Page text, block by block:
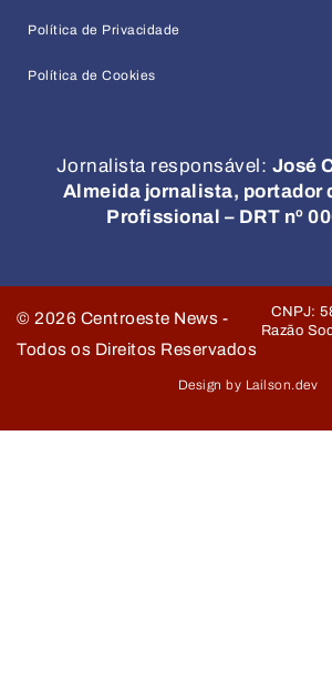
Política de Privacidade
Política de Cookies
Jornalista responsável: José
Almeida jornalista, portador
Profissional – DRT nº
© 2026 Centroeste News -
Todos os Direitos Reservados
CNPJ:
Razão
Design by Lailson.dev